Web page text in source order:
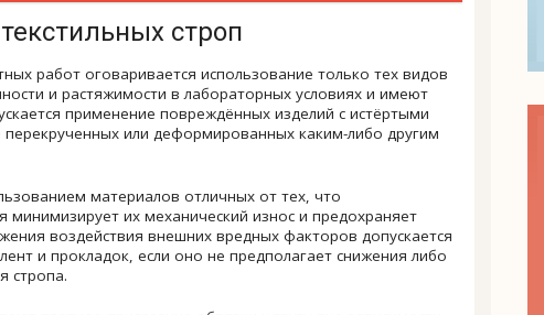
строп
работ оговаривается использование только тех видов
и растяжимости в лабораторных условиях и имеют
применение повреждённых изделий с истёртыми
или деформированных каким-либо другим
материалов отличных от тех, что
минимизирует их механический износ и предохраняет
воздействия внешних вредных факторов допускается
и прокладок, если оно не предполагает снижения либо
стропа.